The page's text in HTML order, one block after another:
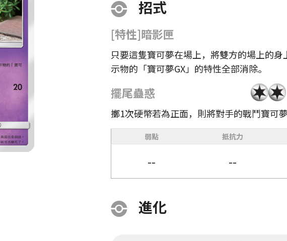
招式
[特性]暗影匣
只要這隻寶可夢在場上，將雙方的場上的身
示物的「寶可夢GX」的特性全部消除。
擺尾蠱惑
擲1次硬幣若為正面，則將對手的戰鬥寶可夢
弱點 抵抗力
-- --
進化